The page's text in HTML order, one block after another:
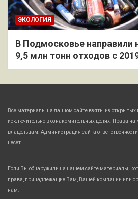
ЭКОЛОГИЯ
В Подмосковье направили
9,5 млн тонн отходов с
Все материалы на данном сайте взяты из открытых
исключительно в ознакомительных целях. Права
владельцам. Администрация сайта
несет.
Если Вы обнаружили на нашем сайте материалы,
права, принадлежащие Вам, Вашей компании или
нам.